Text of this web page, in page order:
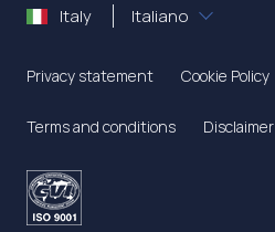
Italy Italiano
Privacy statement Cookie Policy
Terms and conditions Disclaimer